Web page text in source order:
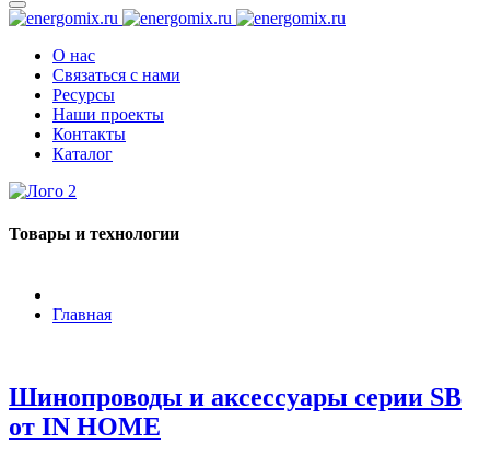
О нас
Связаться с нами
Ресурсы
Наши проекты
Контакты
Каталог
Товары и технологии
Главная
Шинопроводы и аксессуары серии SB
от IN HOME